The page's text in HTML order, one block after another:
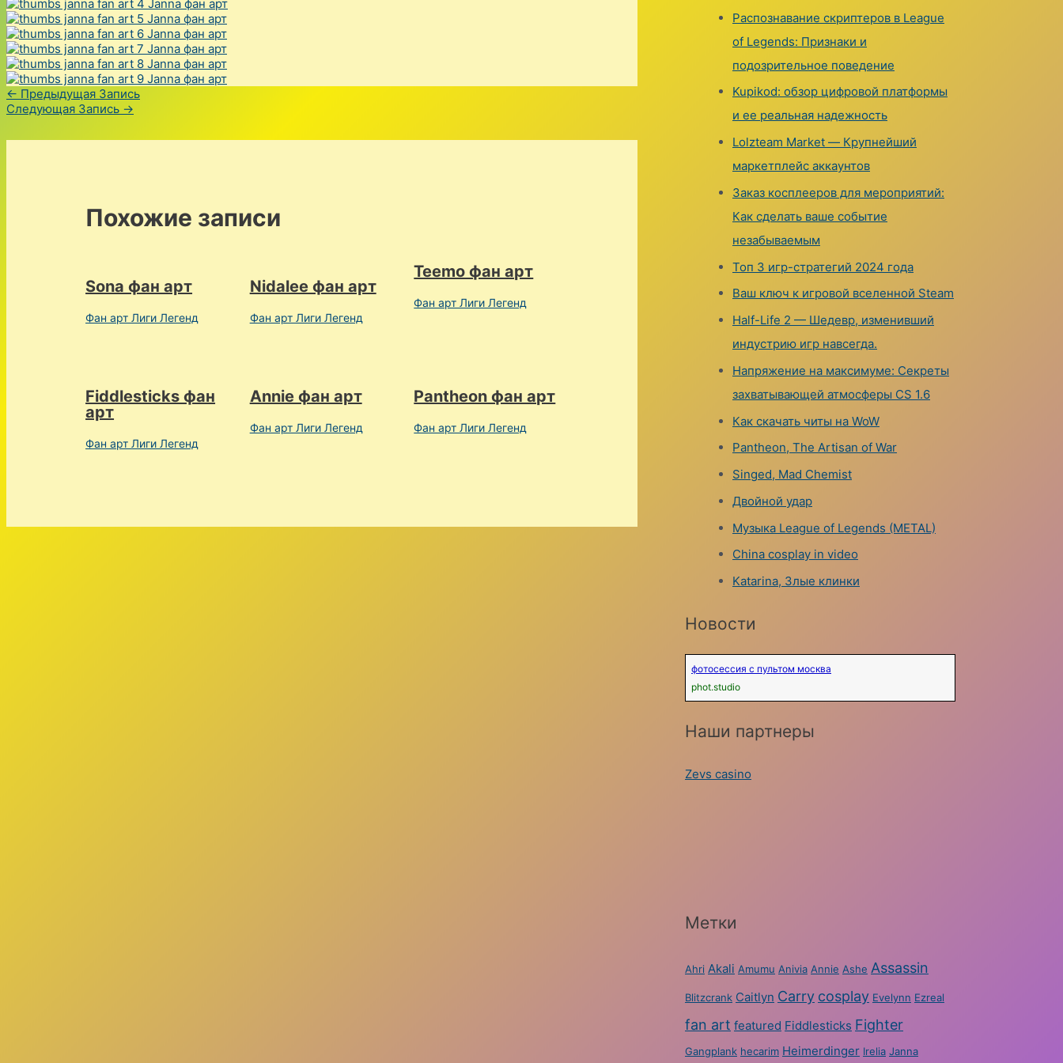
Навигация
по
← Предыдущая Запись
Следующая Запись →
Похожие записи
Sona фан арт
Фан арт Лиги Легенд
Nidalee фан арт
Фан арт Лиги Легенд
Teemo фан арт
Фан арт Лиги Легенд
Fiddlesticks фан
арт
Фан арт Лиги Легенд
Annie фан арт
Фан арт Лиги Легенд
Pantheon фан арт
Фан арт Лиги Легенд
Распознавание скриптеров в League
of Legends: Признаки и
подозрительное поведение
Kupikod: обзор цифровой платформы
и ее реальная надежность
Lolzteam Market — Крупнейший
маркетплейс аккаунтов
Заказ косплееров для мероприятий:
Как сделать ваше событие
незабываемым
Топ 3 игр-стратегий 2024 года
Ваш ключ к игровой вселенной Steam
Half-Life 2 — Шедевр, изменивший
индустрию игр навсегда.
Напряжение на максимуме: Секреты
захватывающей атмосферы CS 1.6
Как скачать читы на WoW
Pantheon, The Artisan of War
Singed, Mad Chemist
Двойной удар
Музыка League of Legends (METAL)
China cosplay in video
Katarina, Злые клинки
Новости
фотосессия с пультом москва
phot.studio
Наши партнеры
Zevs casino
Метки
Ahri Akali Amumu Anivia Annie Ashe Assassin
Blitzcrank Caitlyn Carry cosplay Evelynn Ezreal
fan art featured Fiddlesticks Fighter
Gangplank hecarim Heimerdinger Irelia Janna